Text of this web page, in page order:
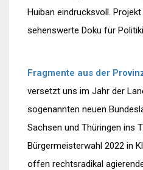
Huiban eindrucksvoll.
sehenswerte Doku für
Fragmente aus der
versetzt uns im Jahr der
sogenannten neuen
Sachsen und Thüringen ins
Bürgermeisterwahl 2022 in
offen rechtsradikal